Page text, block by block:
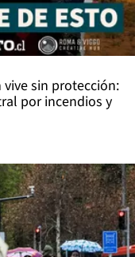
sin protección:
por incendios y